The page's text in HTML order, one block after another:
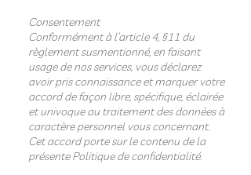
Consentement
Conformément à l’article 4, §11 du
règlement susmentionné, en faisant
usage de nos services, vous déclarez
avoir pris connaissance et marquer votre
accord de façon libre, spécifique, éclairée
et univoque au traitement des données à
caractère personnel vous concernant.
Cet accord porte sur le contenu de la
présente Politique de confidentialité.